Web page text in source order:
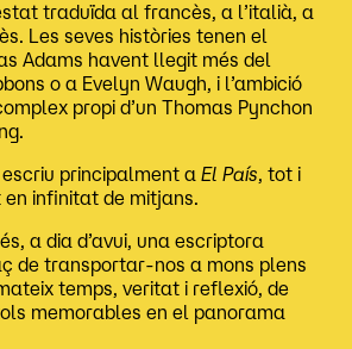
traduïda al francès, a l’italià, a
Les seves històries tenen el
Adams havent llegit més del
o a Evelyn Waugh, i l’ambició
propi d’un Thomas Pynchon
escriu principalment aEl País, tot i
en infinitat de mitjans.
a dia d’avui, una escriptora
de transportar-nos a mons plens
temps, veritat i reflexió, de
memorables en el panorama